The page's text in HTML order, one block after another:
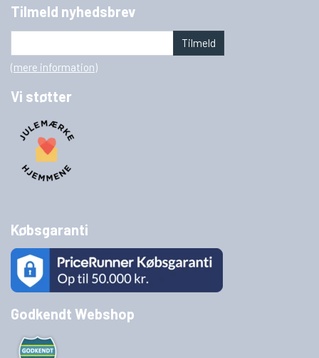
Tilmeld nyhedsbrev
Tilmeld
(mere information)
Vi støtter
Købsgaranti
Godkendt Webshop